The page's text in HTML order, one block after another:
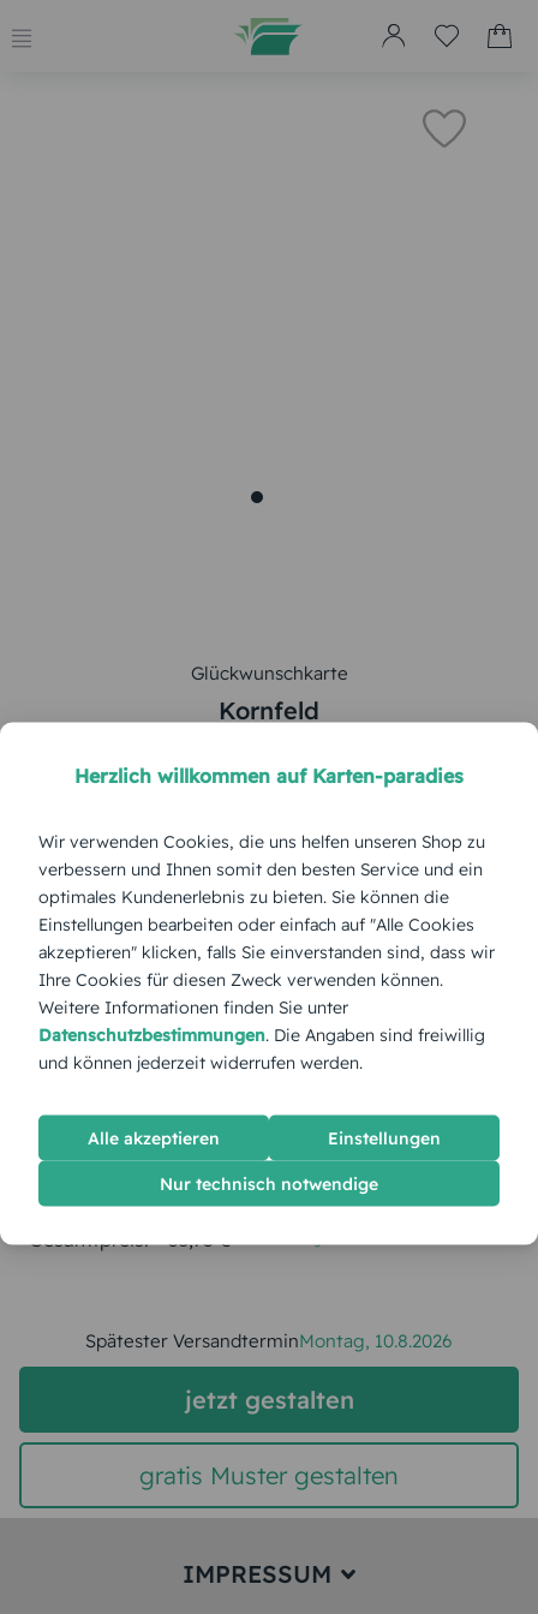
Glückwunschkarte
Kornfeld
Farbe:
Format: Postkarte 148x105 mm
Papierart: Bilderdruck
Stückpreis: 1,55 €
Gesamtpreis: 38,75 €
Spätester VersandterminMontag, 10.8.2026
jetzt gestalten
gratis Muster gestalten
IMPRESSUM
Herzlich willkommen auf Karten-paradies
Wir verwenden Cookies, die uns helfen unseren Shop zu
verbessern und Ihnen somit den besten Service und ein
optimales Kundenerlebnis zu bieten. Sie können die
Einstellungen bearbeiten oder einfach auf "Alle Cookies
akzeptieren" klicken, falls Sie einverstanden sind, dass wir
Ihre Cookies für diesen Zweck verwenden können.
Weitere Informationen finden Sie unter
Datenschutzbestimmungen. Die Angaben sind freiwillig
und können jederzeit widerrufen werden.
Alle akzeptieren Einstellungen
Nur technisch notwendige